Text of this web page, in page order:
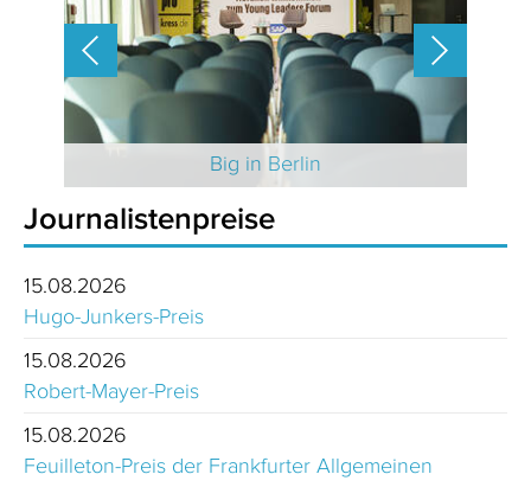
Big in Berlin
Journalistenpreise
15.08.2026
Hugo-Junkers-Preis
15.08.2026
Robert-Mayer-Preis
15.08.2026
Feuilleton-Preis der Frankfurter Allgemeinen